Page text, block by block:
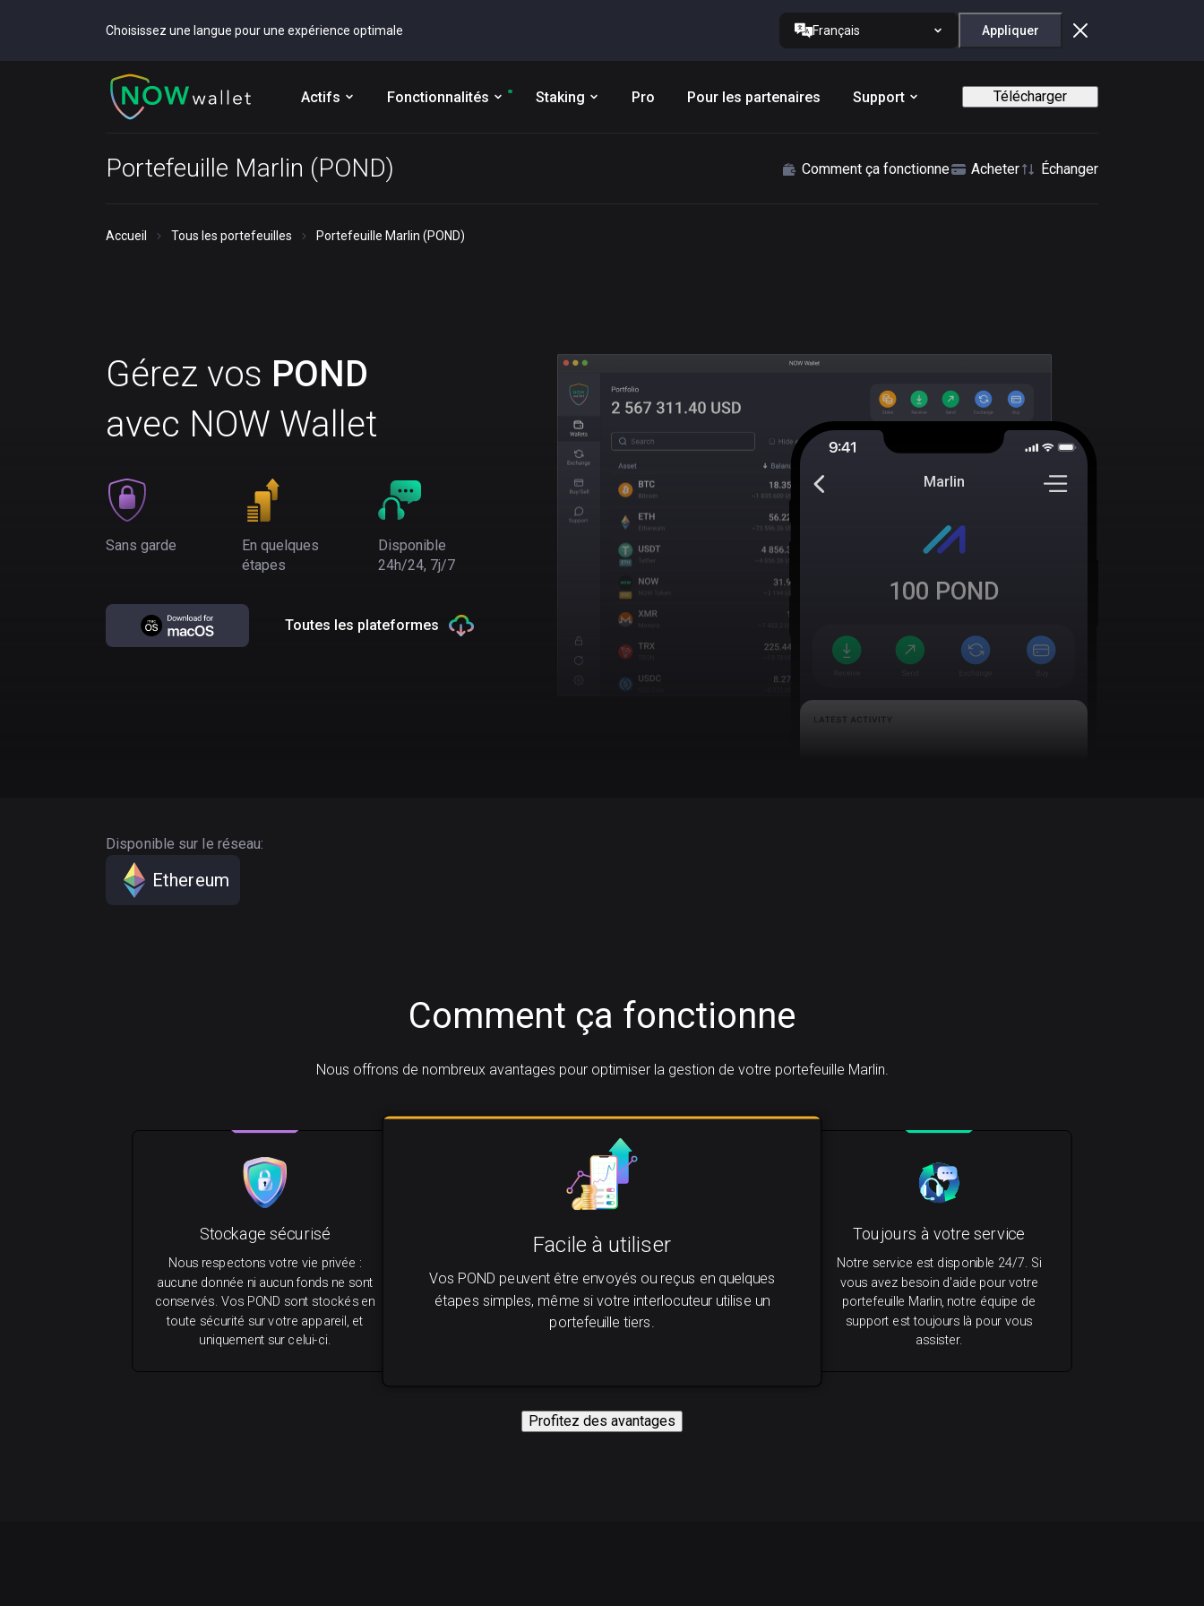
Choisissez une langue pour une expérience optimale Français Appliquer
Actifs Fonctionnalités Staking Pro Pour les partenaires Support Télécharger
Portefeuille Marlin (POND) Comment ça fonctionne Acheter Échanger
Accueil Tous les portefeuilles Portefeuille Marlin (POND)
Gérez vos POND
avec NOW Wallet
Sans garde
En quelques
étapes
Disponible
24h/24, 7j/7
Toutes les plateformes
Marlin
100 POND
Disponible sur le réseau:
Ethereum
Comment ça fonctionne
Nous offrons de nombreux avantages pour optimiser la gestion de votre portefeuille Marlin.
Facile à utiliser
Vos POND peuvent être envoyés ou reçus en quelques
étapes simples, même si votre interlocuteur utilise un
portefeuille tiers.
Toujours à votre service
Notre service est disponible 24/7. Si
vous avez besoin d'aide pour votre
portefeuille Marlin, notre équipe de
support est toujours là pour vous
assister.
Stockage sécurisé
Nous respectons votre vie privée :
aucune donnée ni aucun fonds ne sont
conservés. Vos POND sont stockés en
toute sécurité sur votre appareil, et
uniquement sur celui-ci.
Profitez des avantages